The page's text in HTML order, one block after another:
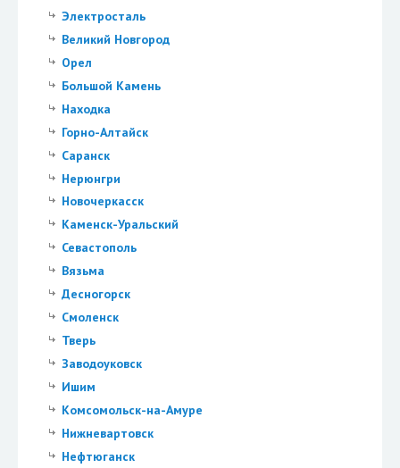
Электросталь
Великий Новгород
Орел
Большой Камень
Находка
Горно-Алтайск
Саранск
Нерюнгри
Новочеркасск
Каменск-Уральский
Севастополь
Вязьма
Десногорск
Смоленск
Тверь
Заводоуковск
Ишим
Комсомольск-на-Амуре
Нижневартовск
Нефтюганск